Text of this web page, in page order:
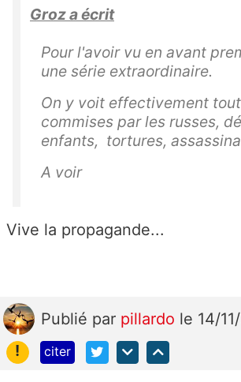
Groz a écrit
Pour l'avoir vu en avant
une série extraordinaire.
On y voit effectivement
commises par les russes,
enfants, tortures,
A voir
Vive la propagande...
Publié par pillardo le 14/
!
citer